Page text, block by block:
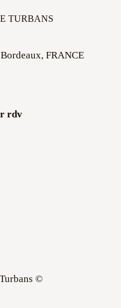
TURBANS
FRANCE
rdv
©